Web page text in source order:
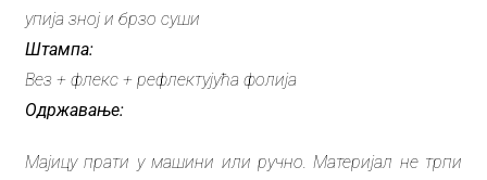
упија зној и брзо суши
Штампа:
Вез + флекс + рефлектујућа фолија
Одржавање:
Мајицу прати у машини или ручно. Материјал не трпи